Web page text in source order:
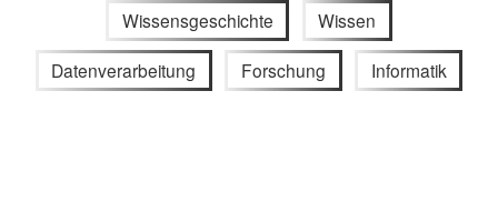
Wissensgeschichte Wissen
Datenverarbeitung Forschung Informatik